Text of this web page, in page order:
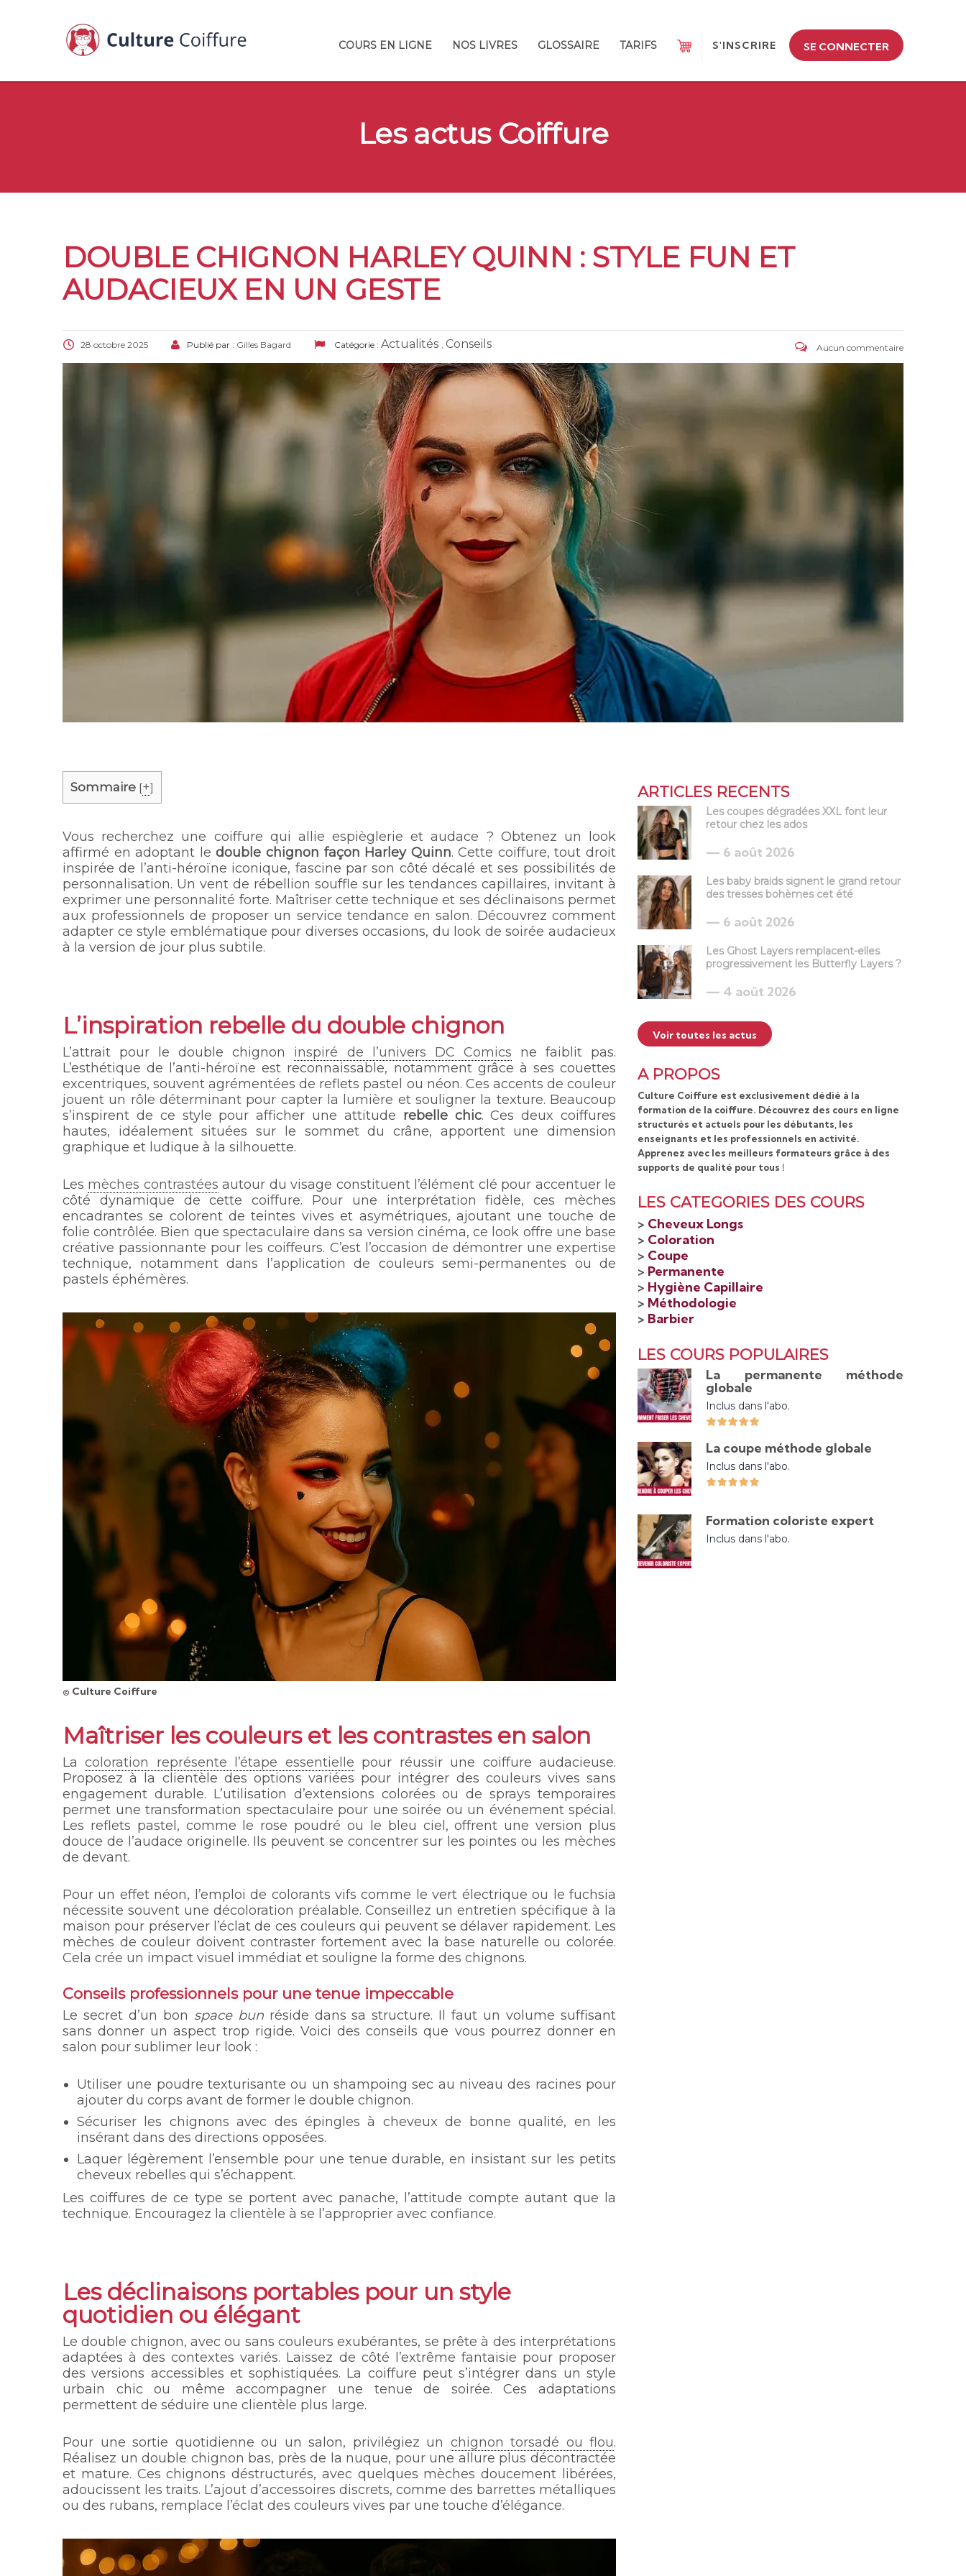
S'INSCRIRE SE CONNECTER
COURS EN LIGNE NOS LIVRES GLOSSAIRE TARIFS
Les actus Coiffure
DOUBLE CHIGNON HARLEY QUINN : STYLE FUN ET
AUDACIEUX EN UN GESTE
28 octobre 2025 Publié par : Gilles Bagard Catégorie : Actualités , Conseils Aucun commentaire
Sommaire [+]
Vous recherchez une coiffure qui allie espièglerie et audace ? Obtenez un look
affirmé en adoptant ledouble chignon façon Harley Quinn. Cette coiffure, tout droit
inspirée de l’anti-héroïne iconique, fascine par son côté décalé et ses possibilités de
personnalisation. Un vent de rébellion souffle sur les tendances capillaires, invitant à
exprimer une personnalité forte. Maîtriser cette technique et ses déclinaisons permet
aux professionnels de proposer un service tendance en salon. Découvrez comment
adapter ce style emblématique pour diverses occasions, du look de soirée audacieux
à la version de jour plus subtile.
L’inspiration rebelle du double chignon
L’attrait pour le double chignon inspiré de l’univers DC Comics ne faiblit pas.
L’esthétique de l’anti-héroïne est reconnaissable, notamment grâce à ses couettes
excentriques, souvent agrémentées de reflets pastel ou néon. Ces accents de couleur
jouent un rôle déterminant pour capter la lumière et souligner la texture. Beaucoup
s’inspirent de ce style pour afficher une attitude rebelle chic. Ces deux coiffures
hautes, idéalement situées sur le sommet du crâne, apportent une dimension
graphique et ludique à la silhouette.
Les mèches contrastées autour du visage constituent l’élément clé pour accentuer le
côté dynamique de cette coiffure. Pour une interprétation fidèle, ces mèches
encadrantes se colorent de teintes vives et asymétriques, ajoutant une touche de
folie contrôlée. Bien que spectaculaire dans sa version cinéma, ce look offre une base
créative passionnante pour les coiffeurs. C’est l’occasion de démontrer une expertise
technique, notamment dans l’application de couleurs semi-permanentes ou de
pastels éphémères.
© Culture Coiffure
Maîtriser les couleurs et les contrastes en salon
Lacoloration représente l’étape essentielle pour réussir une coiffure audacieuse.
Proposez à la clientèle des options variées pour intégrer des couleurs vives sans
engagement durable. L’utilisation d’extensions colorées ou de sprays temporaires
permet une transformation spectaculaire pour une soirée ou un événement spécial.
Les reflets pastel, comme le rose poudré ou le bleu ciel, offrent une version plus
douce de l’audace originelle. Ils peuvent se concentrer sur les pointes ou les mèches
de devant.
Pour un effet néon, l’emploi de colorants vifs comme le vert électrique ou le fuchsia
nécessite souvent une décoloration préalable. Conseillez un entretien spécifique à la
maison pour préserver l’éclat de ces couleurs qui peuvent se délaver rapidement. Les
mèches de couleur doivent contraster fortement avec la base naturelle ou colorée.
Cela crée un impact visuel immédiat et souligne la forme des chignons.
Conseils professionnels pour une tenue impeccable
Le secret d’un bon space bunréside dans sa structure. Il faut un volume suffisant
sans donner un aspect trop rigide. Voici des conseils que vous pourrez donner en
salon pour sublimer leur look :
Utiliser une poudre texturisante ou un shampoing sec au niveau des racines pour
ajouter du corps avant de former le double chignon.
Sécuriser les chignons avec des épingles à cheveux de bonne qualité, en les
insérant dans des directions opposées.
Laquer légèrement l’ensemble pour une tenue durable, en insistant sur les petits
cheveux rebelles qui s’échappent.
Les coiffures de ce type se portent avec panache, l’attitude compte autant que la
technique. Encouragez la clientèle à se l’approprier avec confiance.
Les déclinaisons portables pour un style
quotidien ou élégant
Le double chignon, avec ou sans couleurs exubérantes, se prête à des interprétations
adaptées à des contextes variés. Laissez de côté l’extrême fantaisie pour proposer
des versions accessibles et sophistiquées. La coiffure peut s’intégrer dans un style
urbain chic ou même accompagner une tenue de soirée. Ces adaptations
permettent de séduire une clientèle plus large.
Pour une sortie quotidienne ou un salon, privilégiez un chignon torsadé ou flou.
Réalisez un double chignon bas, près de la nuque, pour une allure plus décontractée
et mature. Ces chignons déstructurés, avec quelques mèches doucement libérées,
adoucissent les traits. L’ajout d’accessoires discrets, comme des barrettes métalliques
ou des rubans, remplace l’éclat des couleurs vives par une touche d’élégance.
ARTICLES RECENTS
Les coupes dégradées XXL font leur
retour chez les ados
6 août 2026
Les baby braids signent le grand retour
des tresses bohèmes cet été
6 août 2026
Les Ghost Layers remplacent-elles
progressivement les Butterfly Layers ?
4 août 2026
Voir toutes les actus
A PROPOS
Culture Coiffure est exclusivement dédié à la
formation de la coiffure. Découvrez des cours en ligne
structurés et actuels pour les débutants, les
enseignants et les professionnels en activité.
Apprenez avec les meilleurs formateurs grâce à des
supports de qualité pour tous !
LES CATEGORIES DES COURS
> Cheveux Longs
> Coloration
> Coupe
> Permanente
> Hygiène Capillaire
> Méthodologie
> Barbier
LES COURS POPULAIRES
La permanente méthode
globale
Inclus dans l'abo.
La coupe méthode globale
Inclus dans l'abo.
Formation coloriste expert
Inclus dans l'abo.